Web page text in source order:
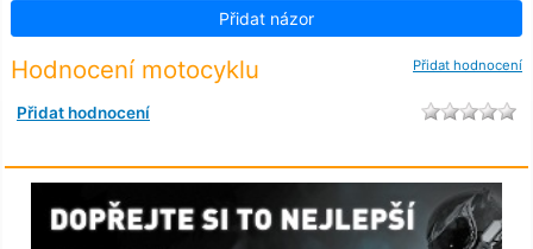
Přidat názor
Přidat hodnocení
Hodnocení motocyklu
Přidat hodnocení